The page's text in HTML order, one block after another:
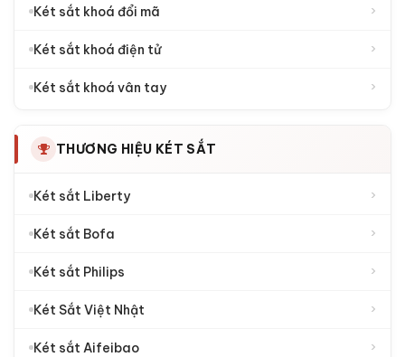
Két sắt khoá đổi mã ›
Két sắt khoá điện tử ›
Két sắt khoá vân tay ›
THƯƠNG HIỆU KÉT SẮT
Két sắt Liberty ›
Két sắt Bofa ›
Két sắt Philips ›
Két Sắt Việt Nhật ›
Két sắt Aifeibao ›